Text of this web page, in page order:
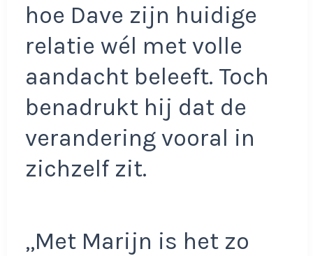
hoe Dave zijn huidige
relatie wél met volle
aandacht beleeft. Toch
benadrukt hij dat de
verandering vooral in
zichzelf zit.
,,Met Marijn is het zo